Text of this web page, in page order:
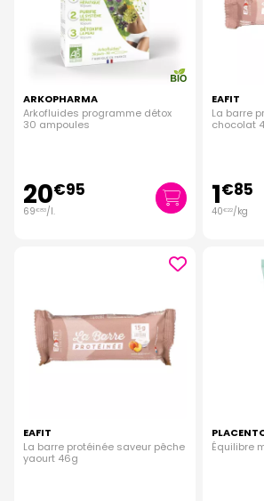
ARKOPHARMA
Arkofluides programme détox
30 ampoules
20€95
69€83/l.
EAFIT
La barre
chocolat
1€85
40€22/kg
EAFIT
La barre protéinée saveur pêche
yaourt 46g
Équilibre